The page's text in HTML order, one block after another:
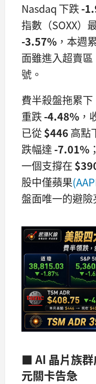
Nasdaq 下跌 -
指數（SOXX）
-3.57% ，本週
面雖進入超賣
號。
費半殺盤拖累下
重跌 -4.48% ，
已從$446 高點
跌幅達 -7.01%
一個支撐在
股中僅蘋果
盤面唯一的避險
■ AI 晶片族群
元關卡告急